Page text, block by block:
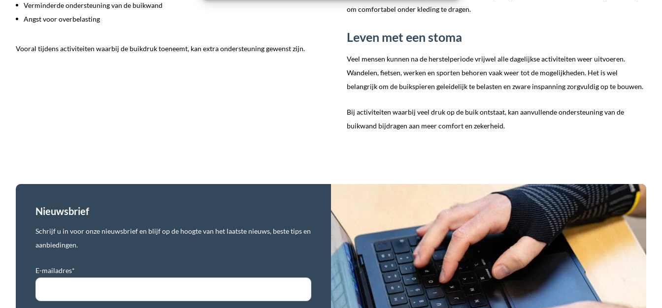
Verminderde ondersteuning van de buikwand
Angst voor overbelasting
Vooral tijdens activiteiten waarbij de buikdruk toeneemt, kan extra ondersteuning gewenst zijn.
om comfortabel onder kleding te dragen.
Leven met een stoma
Veel mensen kunnen na de herstelperiode vrijwel alle dagelijkse activiteiten weer uitvoeren.
Wandelen, fietsen, werken en sporten behoren vaak weer tot de mogelijkheden. Het is wel
belangrijk om de buikspieren geleidelijk te belasten en zware inspanning zorgvuldig op te bouwen.
Bij activiteiten waarbij veel druk op de buik ontstaat, kan aanvullende ondersteuning van de
buikwand bijdragen aan meer comfort en zekerheid.
Nieuwsbrief
Schrijf u in voor onze nieuwsbrief en blijf op de hoogte van het laatste nieuws, beste tips en
aanbiedingen.
E-mailadres*